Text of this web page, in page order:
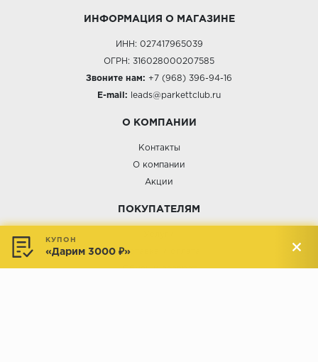
ИНФОРМАЦИЯ О МАГАЗИНЕ
ИНН: 027417965039
ОГРН: 316028000207585
Звоните нам: +7 (968) 396-94-16
E-mail: leads@parkettclub.ru
О КОМПАНИИ
Контакты
О компании
Акции
ПОКУПАТЕЛЯМ
Доставка и оплата
Обмен и возврат
КУПОН
«Дарим 3000 ₽»